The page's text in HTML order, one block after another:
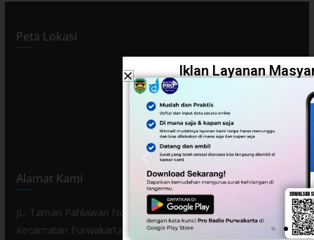
Peta Lokasi
Alamat Kami
JL. Taman Pahlawan No. 80, Kelurahan Purwamekar,
Kecamatan Purwakarta, Kabupaten Purwakarta, Provinsi Jawa
Iklan Layanan